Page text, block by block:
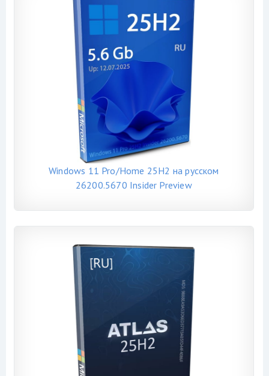
Windows 11 Pro/Home 25H2 на русском
26200.5670 Insider Preview